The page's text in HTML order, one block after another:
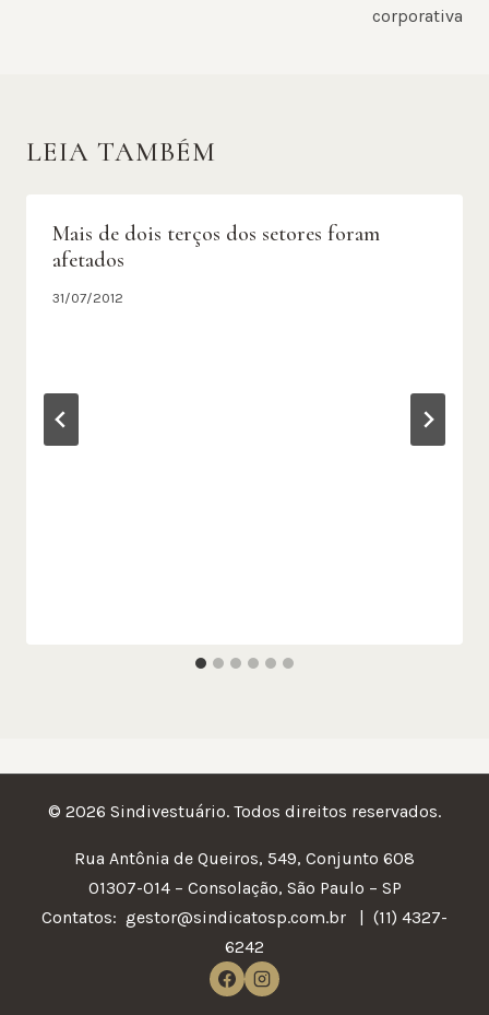
corporativa
LEIA TAMBÉM
Mais de dois terços dos setores foram
afetados
31/07/2012
© 2026 Sindivestuário. Todos direitos reservados.
Rua Antônia de Queiros, 549, Conjunto 608
01307-014 – Consolação, São Paulo – SP
Contatos: gestor@sindicatosp.com.br | (11) 4327-
6242